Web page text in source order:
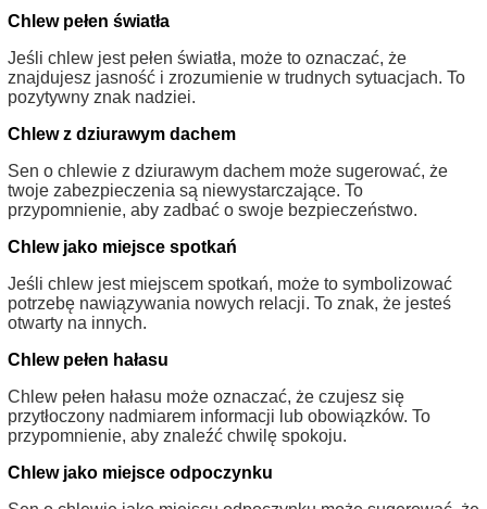
Chlew pełen światła
Jeśli chlew jest pełen światła, może to oznaczać, że
znajdujesz jasność i zrozumienie w trudnych sytuacjach. To
pozytywny znak nadziei.
Chlew z dziurawym dachem
Sen o chlewie z dziurawym dachem może sugerować, że
twoje zabezpieczenia są niewystarczające. To
przypomnienie, aby zadbać o swoje bezpieczeństwo.
Chlew jako miejsce spotkań
Jeśli chlew jest miejscem spotkań, może to symbolizować
potrzebę nawiązywania nowych relacji. To znak, że jesteś
otwarty na innych.
Chlew pełen hałasu
Chlew pełen hałasu może oznaczać, że czujesz się
przytłoczony nadmiarem informacji lub obowiązków. To
przypomnienie, aby znaleźć chwilę spokoju.
Chlew jako miejsce odpoczynku